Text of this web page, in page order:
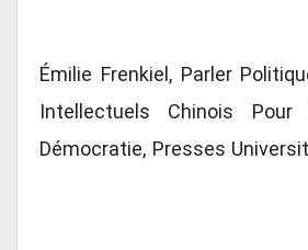
Émilie Frenkiel, Parler
Intellectuels Chinois
Démocratie, Presses